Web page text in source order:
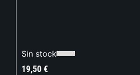
Sin stock
19,50€